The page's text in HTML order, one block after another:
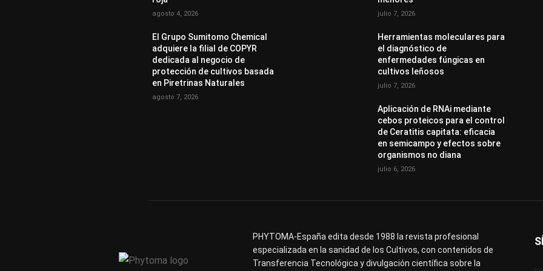
agosto 4, 2026
El Grupo Sumitomo Chemical
adquiere la filial de COPYR
dedicada al negocio de
protección de cultivos basada
en Piretrinas Naturales
agosto 7, 2026
julio 7, 2026
Herramientas moleculares para
el diagnóstico de
enfermedades fúngicas en
cultivos leñosos
julio 7, 2026
Aplicación de RNAi mediante
cebos proteicos para el control
de Ceratitis capitata: eficacia
en semicampo y efectos sobre
organismos no diana
julio 6, 2026
PHYTOMA-España edita desde 1988 la revista profesional
especializada en la sanidad de los Cultivos, con contenidos de
Transferencia Tecnológica y divulgación científica sobre la